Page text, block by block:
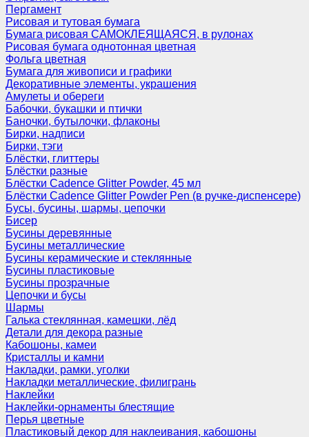
Пергамент
Рисовая и тутовая бумага
Бумага рисовая САМОКЛЕЯЩАЯСЯ, в рулонах
Рисовая бумага однотонная цветная
Фольга цветная
Бумага для живописи и графики
Декоративные элементы, украшения
Амулеты и обереги
Бабочки, букашки и птички
Баночки, бутылочки, флаконы
Бирки, надписи
Бирки, тэги
Блёстки, глиттеры
Блёстки разные
Блёстки Cadence Glitter Powder, 45 мл
Блёстки Cadence Glitter Powder Pen (в ручке-диспенсере)
Бусы, бусины, шармы, цепочки
Бисер
Бусины деревянные
Бусины металлические
Бусины керамические и стеклянные
Бусины пластиковые
Бусины прозрачные
Цепочки и бусы
Шармы
Галька стеклянная, камешки, лёд
Детали для декора разные
Кабошоны, камеи
Кристаллы и камни
Накладки, рамки, уголки
Накладки металлические, филигрань
Наклейки
Наклейки-орнаменты блестящие
Перья цветные
Пластиковый декор для наклеивания, кабошоны